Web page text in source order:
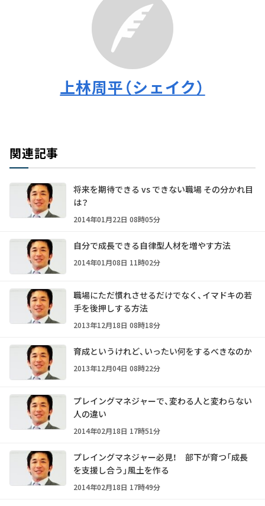
上林周平（シェイク）
関連記事
将来を期待できる vs できない職場 その分かれ目
は？
2014年01月22日 08時05分
自分で成長できる自律型人材を増やす方法
2014年01月08日 11時02分
職場にただ慣れさせるだけでなく、イマドキの若
手を後押しする方法
2013年12月18日 08時18分
育成というけれど、いったい何をするべきなのか
2013年12月04日 08時22分
プレイングマネジャーで、変わる人と変わらない
人の違い
2014年02月18日 17時51分
プレイングマネジャー必見！ 部下が育つ「成長
を支援し合う」風土を作る
2014年02月18日 17時49分